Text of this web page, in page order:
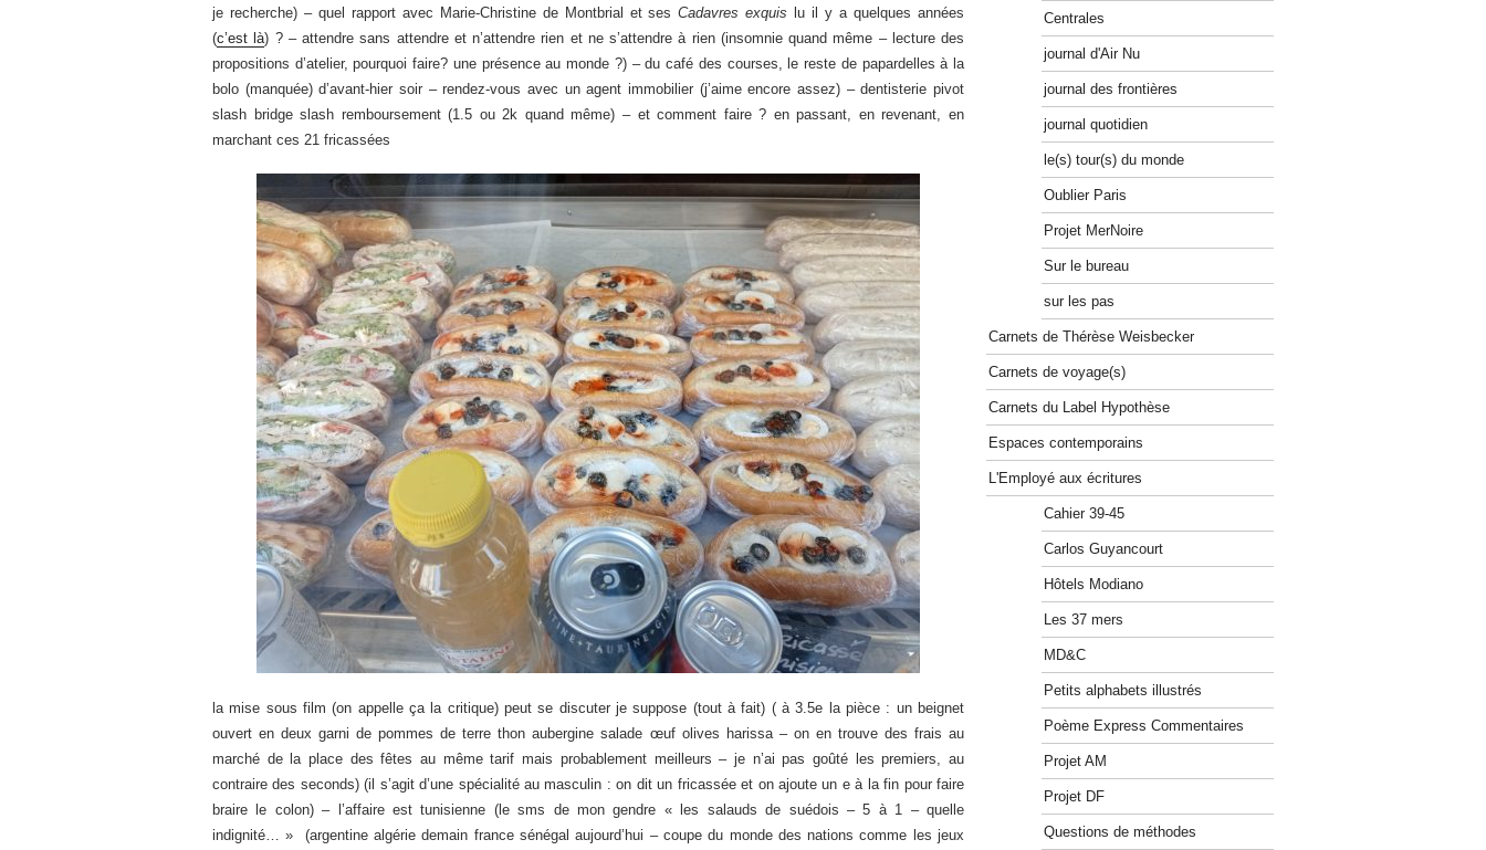
je recherche) – quel rapport avec Marie-Christine de Montbrial et sesCadavres exquis
lu il y a quelques années
(c’est là) ? – attendre sans attendre et n’attendre rien et ne s’attendre à rien (insomnie quand même – lecture des
propositions d’atelier, pourquoi faire? une présence au monde ?) – du café des courses, le reste de papardelles à la
bolo (manquée) d’avant-hier soir – rendez-vous avec un agent immobilier (j’aime encore assez) – dentisterie pivot
slash bridge slash remboursement (1.5 ou 2k quand même) – et comment faire ? en passant, en revenant, en
marchant ces 21 fricassées
la mise sous film (on appelle ça la critique) peut se discuter je suppose (tout à fait) ( à 3.5e la pièce : un beignet
ouvert en deux garni de pommes de terre thon aubergine salade œuf olives harissa – on en trouve des frais au
marché de la place des fêtes au même tarif mais probablement meilleurs – je n’ai pas goûté les premiers, au
contraire des seconds) (il s’agit d’une spécialité au masculin : on dit un fricassée et on ajoute un e à la fin pour faire
braire le colon) – l’affaire est tunisienne (le sms de mon gendre « les salauds de suédois – 5 à 1 – quelle
indignité… » (argentine algérie demain france sénégal aujourd’hui – coupe du monde des nations comme les jeux
Centrales
journal d'Air Nu
journal des frontières
journal quotidien
le(s) tour(s) du monde
Oublier Paris
Projet MerNoire
Sur le bureau
sur les pas
Carnets de Thérèse Weisbecker
Carnets de voyage(s)
Carnets du Label Hypothèse
Espaces contemporains
L'Employé aux écritures
Cahier 39-45
Carlos Guyancourt
Hôtels Modiano
Les 37 mers
MD&C
Petits alphabets illustrés
Poème Express Commentaires
Projet AM
Projet DF
Questions de méthodes